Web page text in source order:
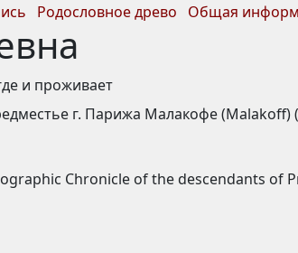
Родословное древо Общая
и проживает
г. Парижа Малакофе
Chronicle of the descendants of